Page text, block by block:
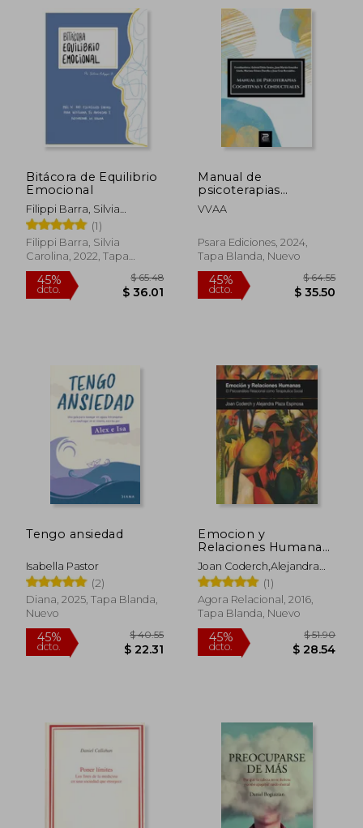
15% 45%
Bitácora de Equilibrio
Emocional
Filippi Barra, Silvia
Carolina
(1)
Filippi Barra, Silvia
Carolina, 2022, Tapa
Blanda, Nuevo
45%
Manual de
psicoterapias
cognitivas y
conductuales
VVAA
Psara Ediciones, 2024,
Tapa Blanda, Nuevo
45%
dcto. $
Tengo ansiedad
Isabella Pastor
(2)
Diana, 2025, Tapa Blanda,
Nuevo
Emocion y
Relaciones Humanas:
El Psicoanalisis
Relacional Como
Terapeutica Social
Joan Coderch,Alejandra
Plaza Espinosa
(1)
Agora Relacional, 2016,
Tapa Blanda, Nuevo